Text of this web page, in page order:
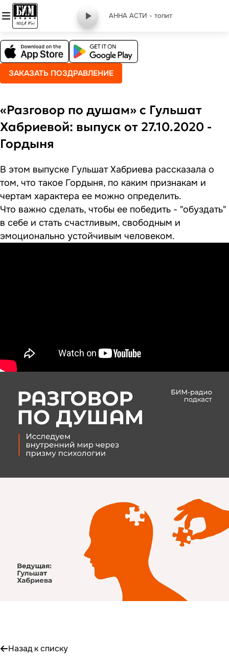
АННА АСТИ - топит
ЗАКАЗАТЬ ПОЗДРАВЛЕНИЕ
«Разговор по душам» с Гульшат
Хабриевой: выпуск от 27.10.2020 -
Гордыня
В этом выпуске Гульшат Хабриева рассказала о
том, что такое Гордыня, по каким признакам и
чертам характера ее можно определить.
Что важно сделать, чтобы ее победить - "обуздать"
в себе и стать счастливым, свободным и
эмоционально устойчивым человеком.
Назад к списку